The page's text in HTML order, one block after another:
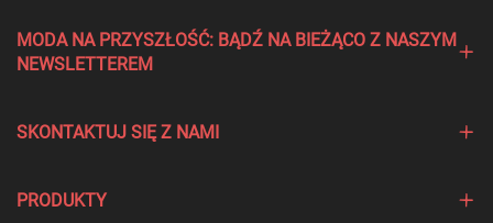
MODA NA PRZYSZŁOŚĆ: BĄDŹ NA BIEŻĄCO Z NASZYM
NEWSLETTEREM
SKONTAKTUJ SIĘ Z NAMI
PRODUKTY